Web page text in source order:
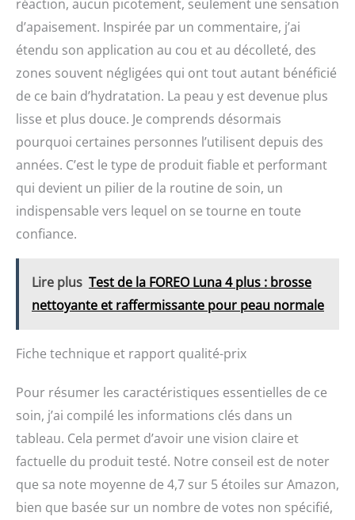
réaction, aucun picotement, seulement une sensation
d’apaisement. Inspirée par un commentaire, j’ai
étendu son application au cou et au décolleté, des
zones souvent négligées qui ont tout autant bénéficié
de ce bain d’hydratation. La peau y est devenue plus
lisse et plus douce. Je comprends désormais
pourquoi certaines personnes l’utilisent depuis des
années. C’est le type de produit fiable et performant
qui devient un pilier de la routine de soin, un
indispensable vers lequel on se tourne en toute
confiance.
Lire plus Test de la FOREO Luna 4 plus : brosse
nettoyante et raffermissante pour peau normale
Fiche technique et rapport qualité-prix
Pour résumer les caractéristiques essentielles de ce
soin, j’ai compilé les informations clés dans un
tableau. Cela permet d’avoir une vision claire et
factuelle du produit testé. Notre conseil est de noter
que sa note moyenne de 4,7 sur 5 étoiles sur Amazon,
bien que basée sur un nombre de votes non spécifié,